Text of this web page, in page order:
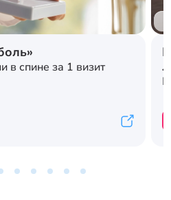
в спине за 1 визит